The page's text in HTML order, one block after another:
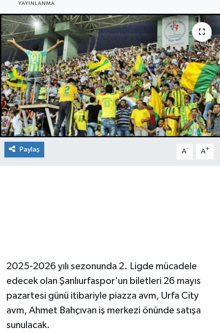
YAYINLANMA
Paylaş A- A+
2025-2026 yılı sezonunda 2. Ligde mücadele
edecek olan Şanlıurfaspor'un biletleri 26 mayıs
pazartesi günü itibariyle piazza avm, Urfa City
avm, Ahmet Bahçıvan iş merkezi önünde satışa
sunulacak.